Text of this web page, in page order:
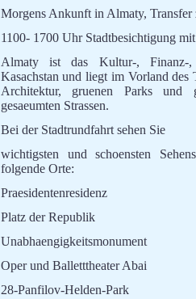
Morgens Ankunft in Almaty,
1100- 1700 Uhr Stadtbesichtigung
Almaty ist das Kultur-, Finanz-,
Kasachstan und liegt im Vorland
Architektur, gruenen Parks und
gesaeumten Strassen.
Bei der Stadtrundfahrt sehen Sie
wichtigsten und schoensten
folgende Orte:
Praesidentenresidenz
Platz der Republik
Unabhaengigkeitsmonument
Oper und Balletttheater Abai
28-Panfilov-Helden-Park